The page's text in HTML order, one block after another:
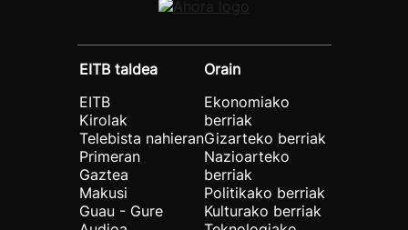
EITB taldea
EITB
Kirolak
Telebista nahieran
Primeran
Gaztea
Makusi
Guau - Gure
Orain
Ekonomiako
berriak
Gizarteko berriak
Nazioarteko
berriak
Politikako berriak
Kulturako berriak